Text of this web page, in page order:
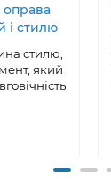
оправа
і стилю
стилю,
який